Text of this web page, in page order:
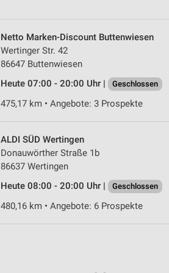
Netto Marken-Discount Buttenwiesen
Wertinger Str. 42
86647 Buttenwiesen
Heute 07:00 - 20:00 Uhr |
Geschlossen
475,17 km • Angebote: 3 Prospekte
ALDI SÜD Wertingen
Donauwörther Straße 1b
86637 Wertingen
Heute 08:00 - 20:00 Uhr |
Geschlossen
480,16 km • Angebote: 6 Prospekte